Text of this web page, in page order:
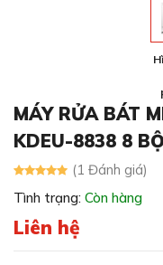
MÁY RỬA BÁT
KDEU-8838 8
(1 Đánh giá)
Tình trạng: Còn hàng
Liên hệ